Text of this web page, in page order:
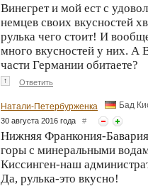
Винегрет и мой ест с
немцев своих вкусностей
рулька чего стоит! И
много вкусностей у них. А
части Германии обитаете?
↑ Ответить
Натали-Петербурженка Бад
30 августа 2016 года #
Нижняя Франкония-
горы с минеральными
Киссинген-наш
Да, рулька-это вкусно!